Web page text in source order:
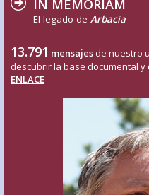
IN MEMORIAM
El legado de Arbacia
13.791 mensajes de nuestro
descubrir la base documental
ENLACE